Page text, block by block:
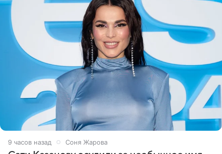
9 часов назад Соня Жарова